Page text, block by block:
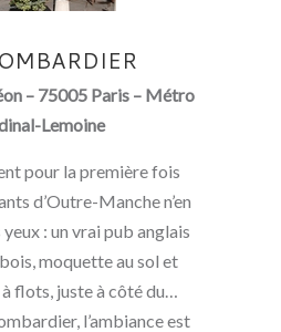
– 75005 Paris – Métro
Lemoine
pour la première fois
d’Outre-Manche n’en
: un vrai pub anglais
moquette au sol et
flots, juste à côté du…
l’ambiance est